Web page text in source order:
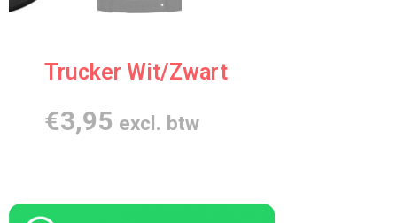
Trucker Wit/Zwart
€3,95 excl. btw